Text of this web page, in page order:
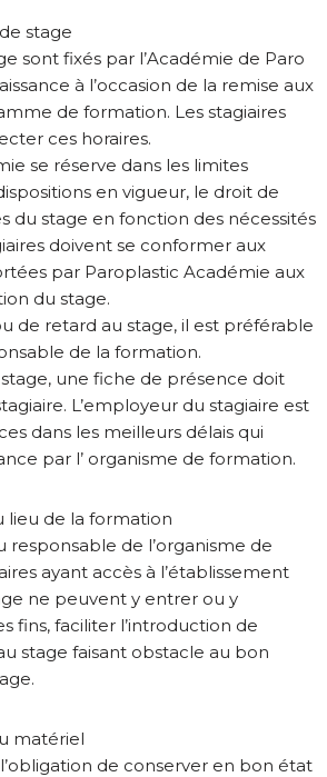
stage
sont fixés par l’Académie de Paro
à l’occasion de la remise aux
de formation. Les stagiaires
ces horaires.
se réserve dans les limites
en vigueur, le droit de
du stage en fonction des nécessités
doivent se conformer aux
par Paroplastic Académie aux
du stage.
de retard au stage, il est préférable
de la formation.
stage, une fiche de présence doit
L’employeur du stagiaire est
dans les meilleurs délais qui
par l’ organisme de formation.
lieu de la formation
responsable de l’organisme de
ayant accès à l’établissement
ne peuvent y entrer ou y
fins, faciliter l’introduction de
stage faisant obstacle au bon
matériel
de conserver en bon état